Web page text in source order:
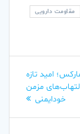
مقاومت دارویی
امید تازه
مزمن
خودایمنی